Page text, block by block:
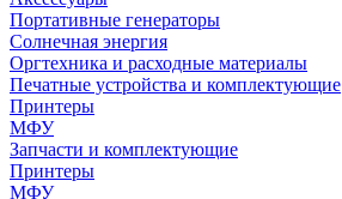
Портативные генераторы
Солнечная энергия
Оргтехника и расходные материалы
Печатные устройства и комплектующие
Принтеры
МФУ
Запчасти и комплектующие
Принтеры
МФУ